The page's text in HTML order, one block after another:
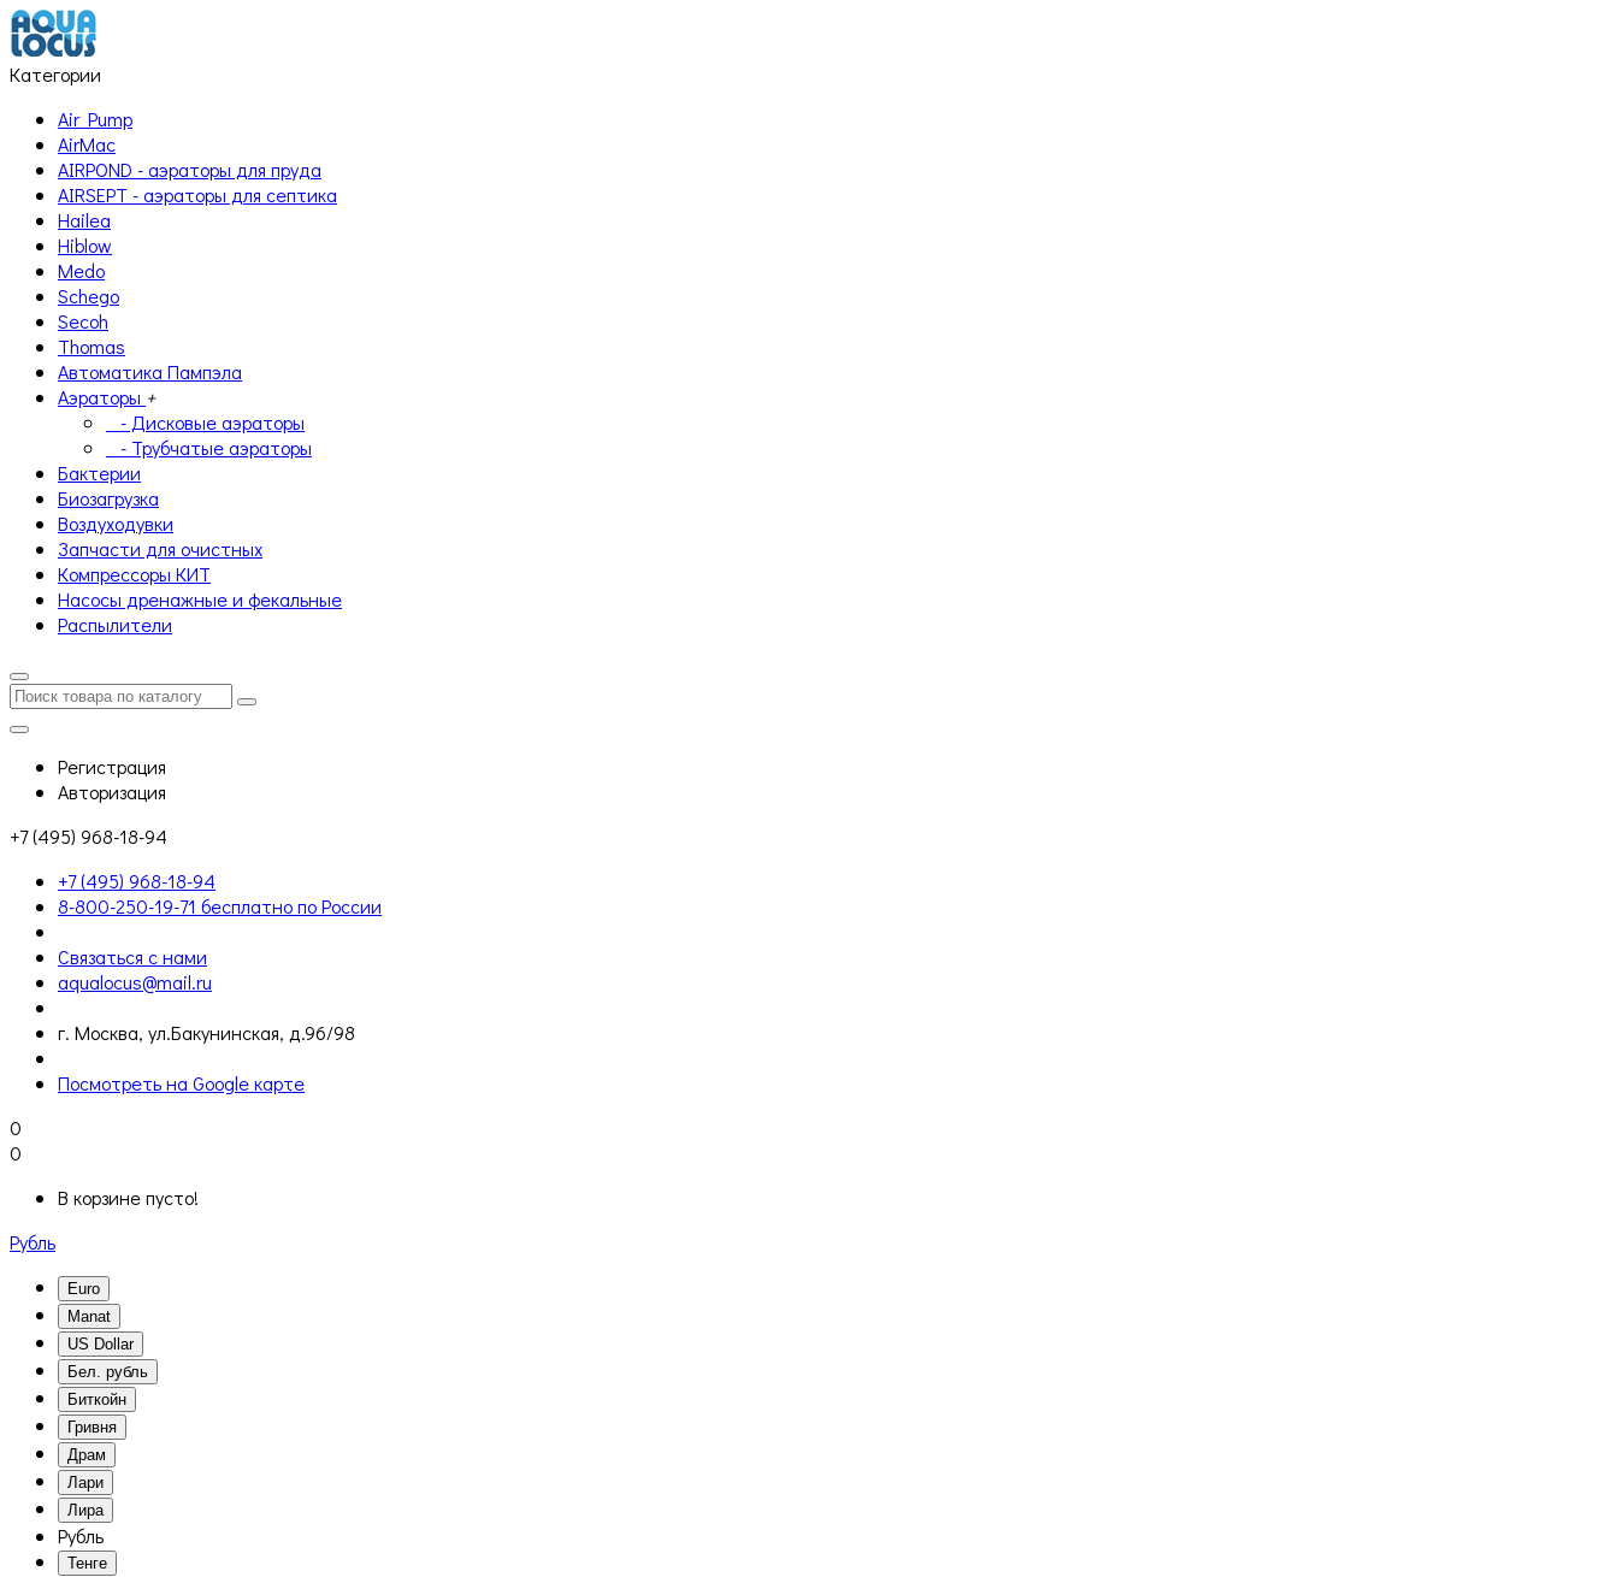
Категории
Air Pump
AirMac
AIRPOND - аэраторы для пруда
AIRSEPT - аэраторы для септика
Hailea
Hiblow
Medo
Schego
Secoh
Thomas
Автоматика Пампэла
Аэраторы +
- Дисковые аэраторы
- Трубчатые аэраторы
Бактерии
Биозагрузка
Воздуходувки
Запчасти для очистных
Компрессоры КИТ
Насосы дренажные и фекальные
Распылители
Регистрация
Авторизация
+7 (495) 968-18-94
+7 (495) 968-18-94
8-800-250-19-71 бесплатно по России
Связаться с нами
aqualocus@mail.ru
г. Москва, ул.Бакунинская, д.96/98
Посмотреть на Google карте
0
0
В корзине пусто!
Рубль
Euro
Manat
US Dollar
Бел. рубль
Биткойн
Гривня
Драм
Лари
Лира
Рубль
Тенге